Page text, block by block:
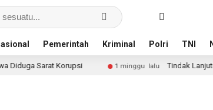
Pemerintah Kriminal Polri TNI
1 minggu lalu Tindak Lanjuti Arahan Presiden,